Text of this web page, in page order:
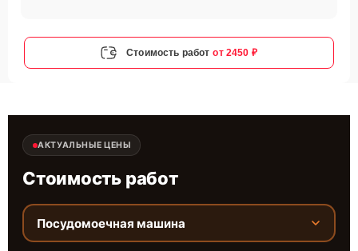
Стоимость работ от 2450 ₽
АКТУАЛЬНЫЕ ЦЕНЫ
Стоимость работ
Посудомоечная машина